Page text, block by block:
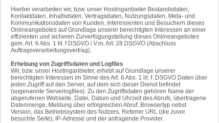
Hierbei verarbeiten wir, bzw. unser Hostinganbieter Bestandsdaten,
Kontaktdaten, Inhaltsdaten, Vertragsdaten, Nutzungsdaten, Meta- und
Kommunikationsdaten von Kunden, Interessenten und Besuchern dieses
Onlineangebotes auf Grundlage unserer berechtigten Interessen an einer
effizienten und sicheren Zurverfügungstellung dieses Onlineangebotes
gem. Art. 6 Abs. 1 lit. f DSGVO i.V.m. Art. 28 DSGVO (Abschluss
Auftragsverarbeitungsvertrag).
Erhebung von Zugriffsdaten und Logfiles
Wir, bzw. unser Hostinganbieter, erhebt auf Grundlage unserer
berechtigten Interessen im Sinne des Art. 6 Abs. 1 lit. f. DSGVO Daten über
jeden Zugriff auf den Server, auf dem sich dieser Dienst befindet
(sogenannte Serverlogfiles). Zu den Zugriffsdaten gehören Name der
abgerufenen Webseite, Datei, Datum und Uhrzeit des Abrufs, übertragene
Datenmenge, Meldung über erfolgreichen Abruf, Browsertyp nebst
Version, das Betriebssystem des Nutzers, Referrer URL (die zuvor
besuchte Seite), IP-Adresse und der anfragende Provider.